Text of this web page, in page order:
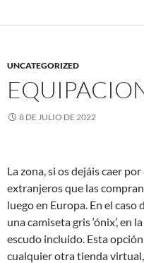
UNCATEGORIZED
8 DE JULIO DE 2022
La zona, si os dejáis caer
extranjeros que las
luego en Europa. En el
una camiseta gris ‘ónix’, en
escudo incluido. Esta
cualquier otra tienda